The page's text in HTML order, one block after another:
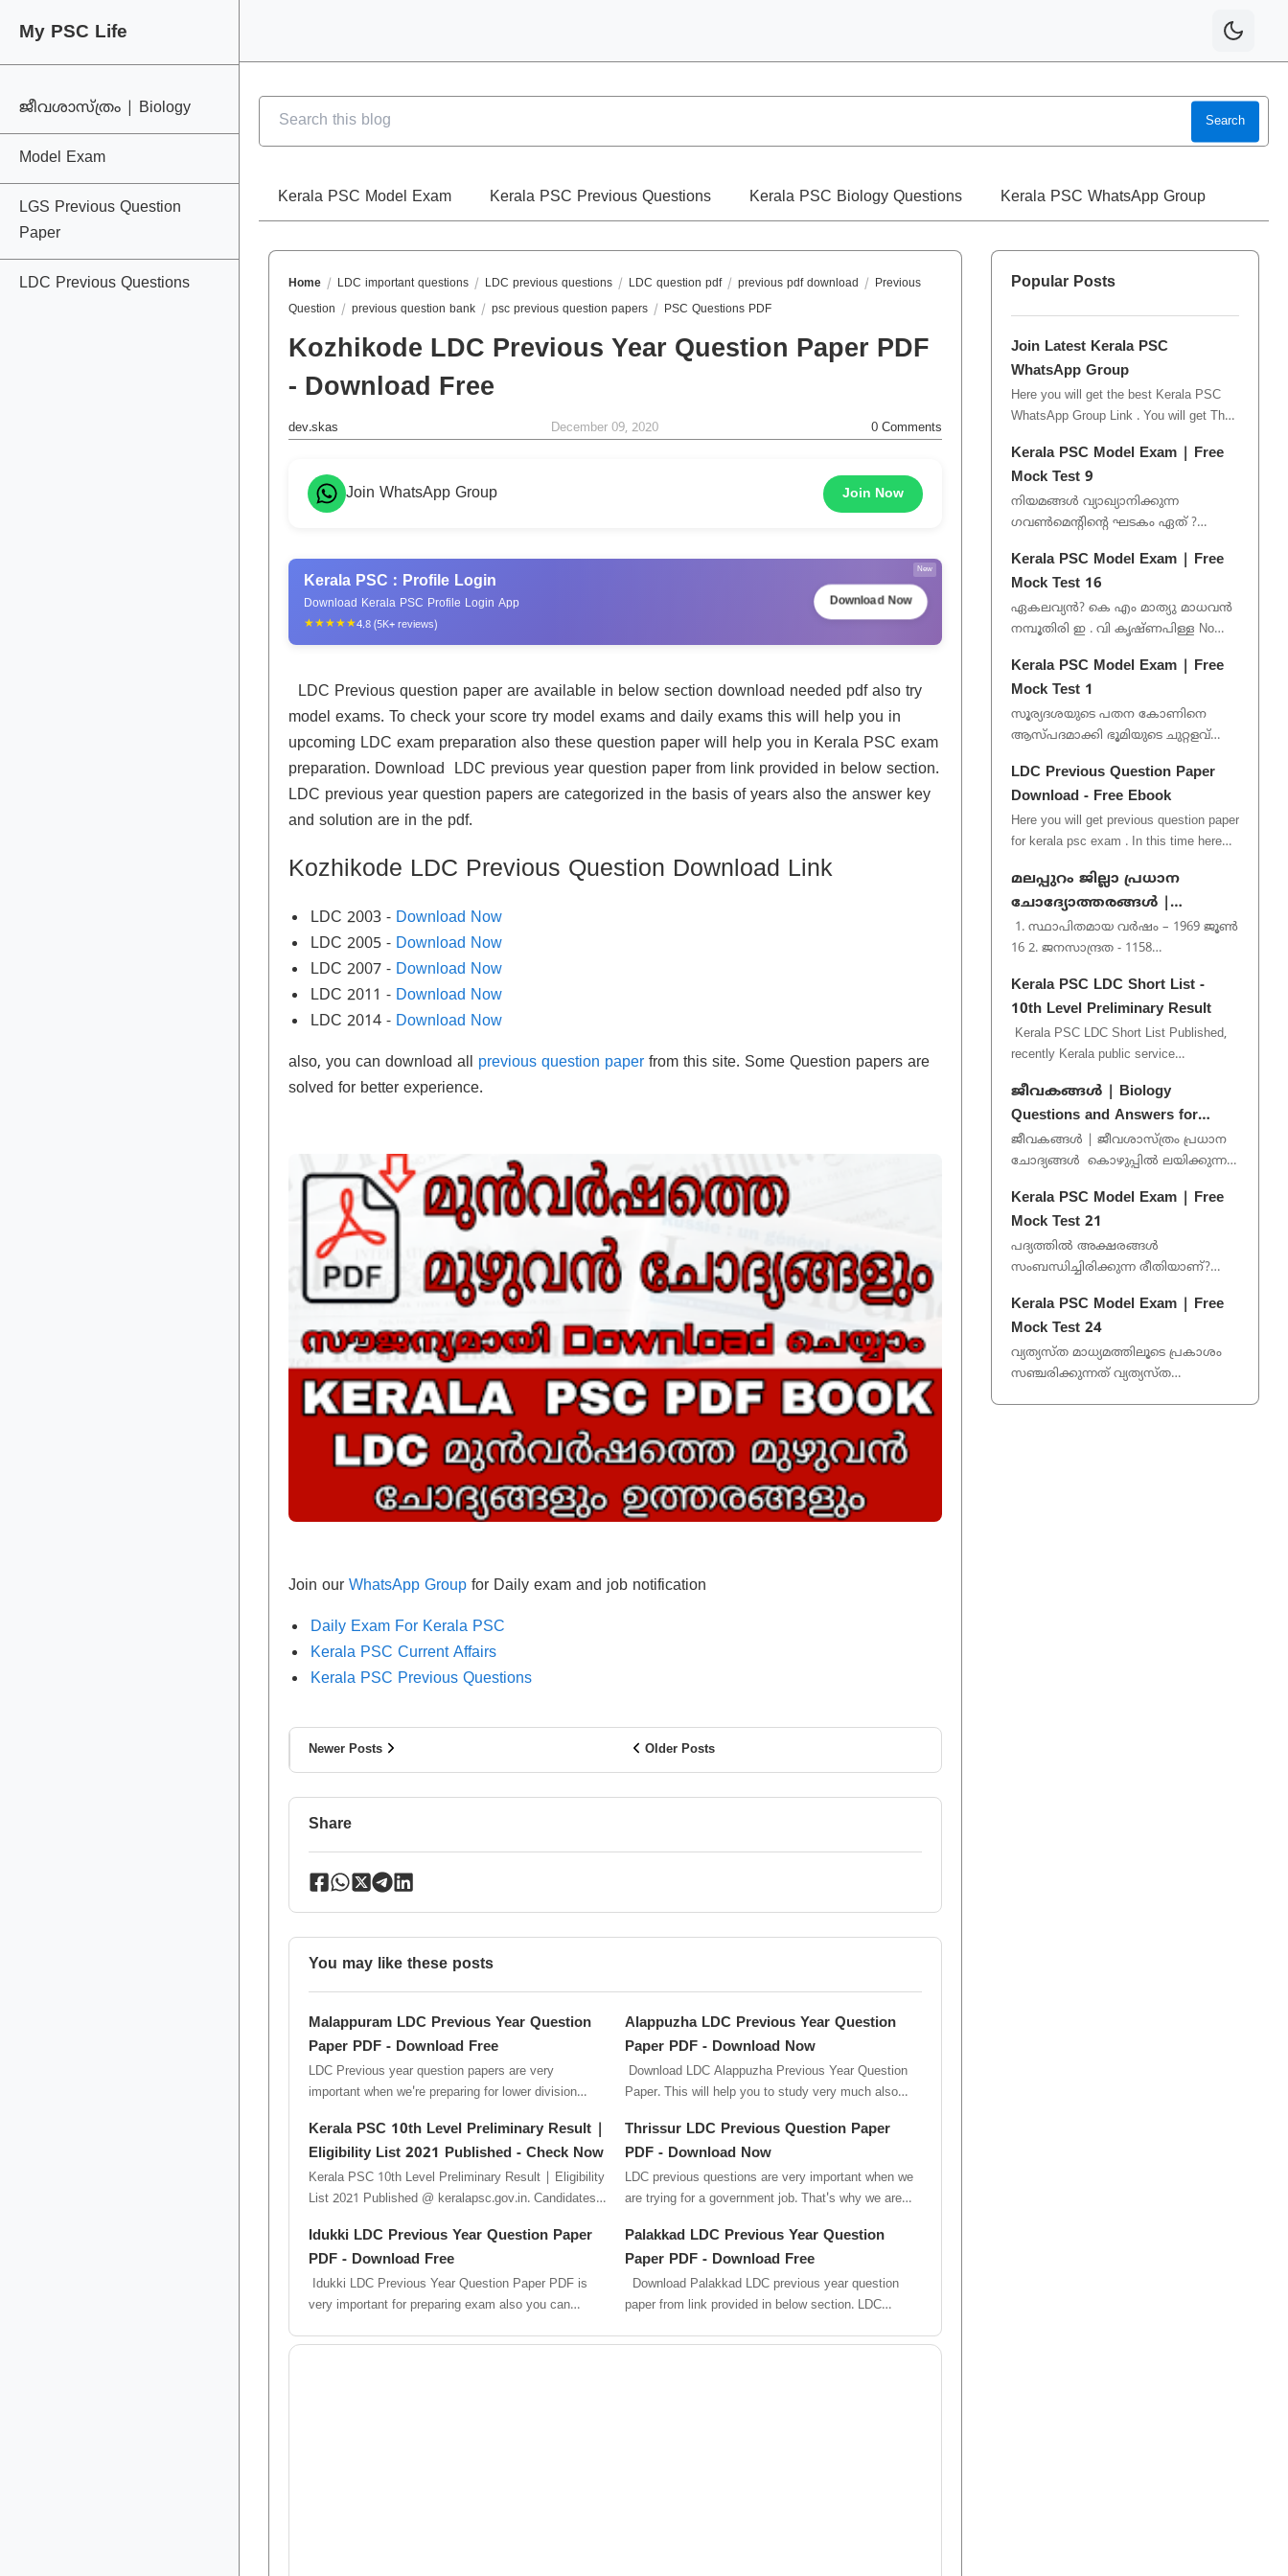
My PSC Life
ജീവശാസ്ത്രം | Biology
Model Exam
LGS Previous Question
Paper
LDC Previous Questions
My PSC Life
Search
Kerala PSC Model Exam Kerala PSC Previous Questions Kerala PSC Biology Questions Kerala PSC WhatsApp Group
Home LDC important questions LDC previous questions LDC question pdf previous pdf download
Previous
Question
previous question bank psc previous question papers PSC Questions PDF
Kozhikode LDC Previous Year Question Paper PDF
- Download Free
dev.skas December 09, 2020 0 Comments
Join WhatsApp Group Join Now
New
Kerala PSC : Profile Login
Download Kerala PSC Profile Login App
★★★★★4.8 (5K+ reviews)
Download Now
LDC Previous question paper are available in below section download needed pdf also try
model exams. To check your score try model exams and daily exams this will help you in
upcoming LDC exam preparation also these question paper will help you in Kerala PSC exam
preparation. Download LDC previous year question paper from link provided in below section.
LDC previous year question papers are categorized in the basis of years also the answer key
and solution are in the pdf.
Kozhikode LDC Previous Question Download Link
LDC 2003 - Download Now
LDC 2005 - Download Now
LDC 2007 - Download Now
LDC 2011 - Download Now
LDC 2014 - Download Now
also, you can download all previous question paper from this site. Some Question papers are
solved for better experience.
Join our WhatsApp Group for Daily exam and job notification
Daily Exam For Kerala PSC
Kerala PSC Current Affairs
Kerala PSC Previous Questions
Newer Posts Older Posts
Share
You may like these posts
Malappuram LDC Previous Year Question
Paper PDF - Download Free
LDC Previous year question papers are very
important when we're preparing for lower division
Alappuzha LDC Previous Year Question
Paper PDF - Download Now
Download LDC Alappuzha Previous Year Question
Paper. This will help you to study very much also
Kerala PSC 10th Level Preliminary Result |
Eligibility List 2021 Published - Check Now
Kerala PSC 10th Level Preliminary Result | Eligibility
List 2021 Published @ keralapsc.gov.in. Candidates
Thrissur LDC Previous Question Paper
PDF - Download Now
LDC previous questions are very important when we
are trying for a government job. That's why we are
Idukki LDC Previous Year Question Paper
PDF - Download Free
Idukki LDC Previous Year Question Paper PDF is
very important for preparing exam also you can
Palakkad LDC Previous Year Question
Paper PDF - Download Free
Download Palakkad LDC previous year question
paper from link provided in below section. LDC
Popular Posts
Join Latest Kerala PSC
WhatsApp Group
Here you will get the best Kerala PSC
WhatsApp Group Link . You will get The
exam, and quiz. This Gro...
Kerala PSC Model Exam | Free
Mock Test 9
നിയമങ്ങൾ വ്യാഖ്യാനിക്കുന്ന
ഗവൺമെന്റിന്റെ ഘടകം ഏത് ?
വിഭാഗം ഉദ്യോഗസ്ഥവൃന്ദം No Option
Gi...
Kerala PSC Model Exam | Free
Mock Test 16
ഏകലവ്യൻ? കെ എം മാത്യു മാധവൻ
നമ്പൂതിരി ഇ . വി കൃഷ്ണപിള്ള No
Kerala PSC Model Exam | Free
Mock Test 1
സൂര്യദശയുടെ പതന കോണിനെ
ആസ്പദമാക്കി ഭൂമിയുടെ ചുറ്റളവ്
പൈതഗോറസ്‌ ആര്യഭടൻ
ഇറാത്തോസ്ത...
LDC Previous Question Paper
Download - Free Ebook
Here you will get previous question paper
for kerala psc exam . In this time here
want more pdf p...
മലപ്പുറം ജില്ലാ പ്രധാന
ചോദ്യോത്തരങ്ങൾ |
Malappuram District Important
Questions
1. സ്ഥാപിതമായ വർഷം – 1969 ജൂൺ
16 2. ജനസാന്ദ്രത - 1158
70 കിലോമീറ്റർ 4. മുനിസിപ്പാലിറ്റി -...
Kerala PSC LDC Short List -
10th Level Preliminary Result
Kerala PSC LDC Short List Published,
recently Kerala public service
various post under 10th level ...
ജീവകങ്ങൾ | Biology
Questions and Answers for
Kerala PSC
ജീവകങ്ങൾ | ജീവശാസ്ത്രം പ്രധാന
ചോദ്യങ്ങൾ കൊഴുപ്പിൽ ലയിക്കുന്ന
ലയിക്കുന്ന ജീവക...
Kerala PSC Model Exam | Free
Mock Test 21
പദ്യത്തിൽ അക്ഷരങ്ങൾ
സംബന്ധിച്ചിരിക്കുന്ന രീതിയാണ്?
...
Kerala PSC Model Exam | Free
Mock Test 24
വ്യത്യസ്ത മാധ്യമത്തിലൂടെ പ്രകാശം
സഞ്ചരിക്കുന്നത് വ്യത്യസ്ത